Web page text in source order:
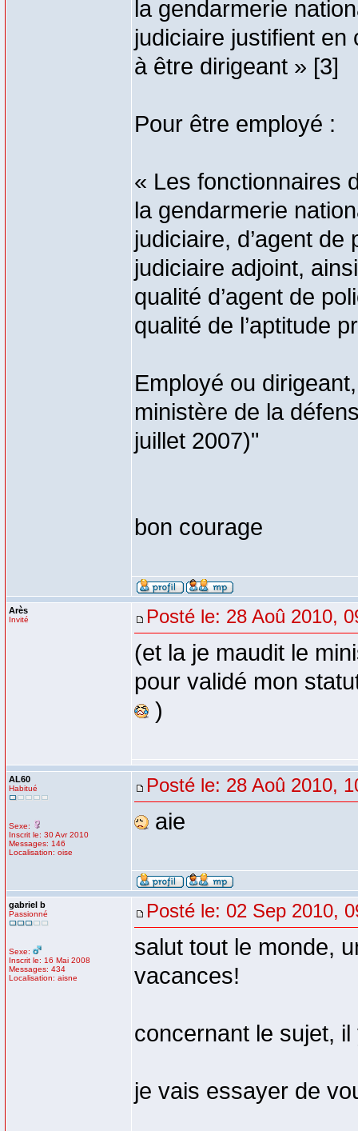
la gendarmerie
judiciaire justifient en
à être dirigeant » [3]
Pour être employé :
« Les fonctionnaires
la gendarmerie
judiciaire, d’agent de
judiciaire adjoint,
qualité d’agent de
qualité de l’aptitude
Employé ou
ministère de la
juillet 2007)"
bon courage
Arès
Invité Posté le: 28 Aoû 2010,
(et la je maudit le
pour validé mon
)
AL60
Habitué
Sexe:
Inscrit le: 30 Avr 2010
Messages: 146
Localisation: oise
Posté le: 28 Aoû 2010,
aie
gabriel b
Passionné
Sexe:
Inscrit le: 16 Mai 2008
Messages: 434
Localisation: aisne
Posté le: 02 Sep 2010,
salut tout le monde,
vacances!
concernant le sujet,
je vais essayer de